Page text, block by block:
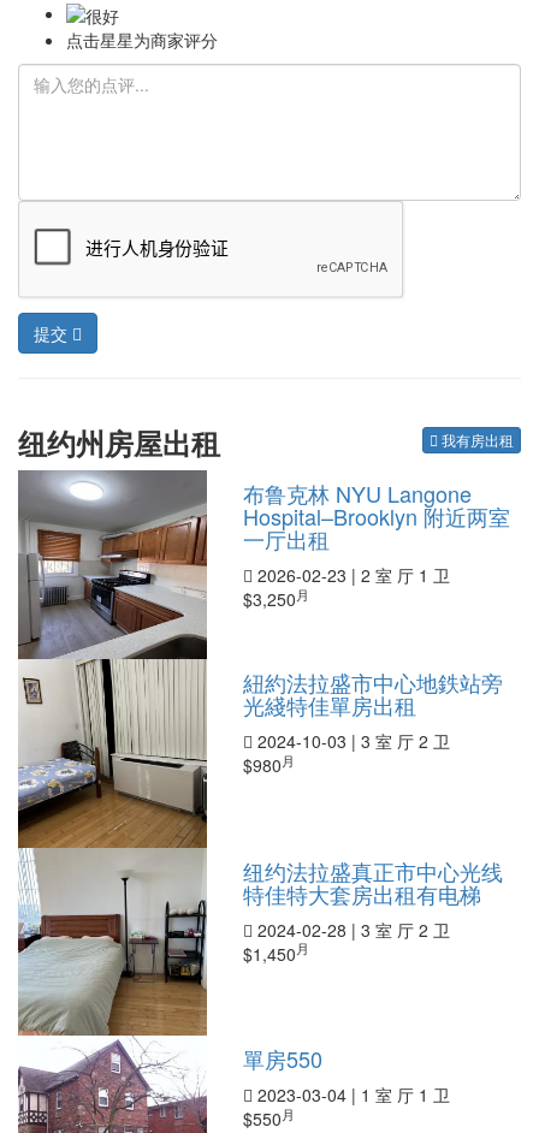
点击星星为商家评分
提交
纽约州房屋出租 我有房出租
布鲁克林 NYU Langone
Hospital–Brooklyn 附近两室
一厅出租
2026-02-23 | 2 室 厅 1 卫
$3,250 月
紐約法拉盛市中心地鉄站旁
光綫特佳單房出租
2024-10-03 | 3 室 厅 2 卫
$980 月
纽约法拉盛真正市中心光线
特佳特大套房出租有电梯
2024-02-28 | 3 室 厅 2 卫
$1,450 月
單房550
2023-03-04 | 1 室 厅 1 卫
$550 月